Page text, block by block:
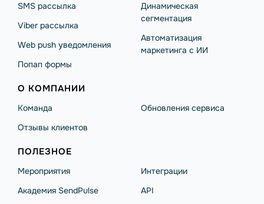
SMS рассылка
Viber рассылка
Web push уведомления
Попап формы
Динамическая
сегментация
Автоматизация
маркетинга с ИИ
О КОМПАНИИ
Команда
Отзывы клиентов
Обновления сервиса
ПОЛЕЗНОЕ
Мероприятия
Академия SendPulse
Интеграции
API